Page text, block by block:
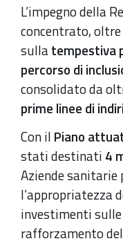
L’impegno della
concentrato, oltre
sullatempestiva
percorso di
consolidato da
prime linee di
Con il Piano
stati destinati 4
Aziende
l’appropriatezza
investimenti
rafforzamento